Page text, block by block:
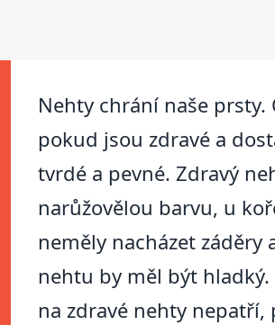
Nehty chrání naše prsty.
pokud jsou zdravé a
tvrdé a pevné. Zdravý
narůžovělou barvu, u
neměly nacházet záděry
nehtu by měl být hladký.
na zdravé nehty nepatří,